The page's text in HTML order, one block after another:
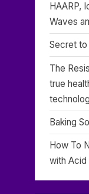
HAARP,
Waves
Secret to
The
true
Baking
How To
with Acid